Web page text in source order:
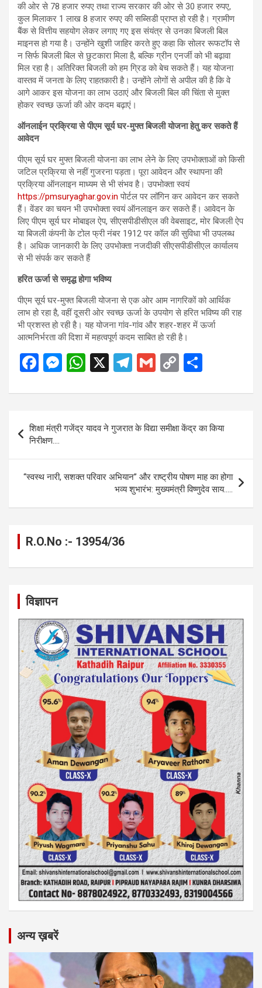
की ओर से 78 हजार रुपए तथा राज्य सरकार की ओर से 30 हजार रुपए,
कुल मिलाकर 1 लाख 8 हजार रुपए की सब्सिडी प्राप्त हो रही है। ग्रामीण
बैंक से वित्तीय सहयोग लेकर लगाए गए इस संयंत्र से उनका बिजली बिल
माइनस हो गया है। उन्होंने खुशी जाहिर करते हुए कहा कि सोलर रूफटॉप से
न सिर्फ बिजली बिल से छुटकारा मिला है, बल्कि ग्रीन एनर्जी को भी बढ़ावा
मिल रहा है। अतिरिक्त बिजली को हम ग्रिड को बेच सकते हैं। यह योजना
वास्तव में जनता के लिए राहतकारी है। उन्होंने लोगों से अपील की है कि वे
आगे आकर इस योजना का लाभ उठाएं और बिजली बिल की चिंता से मुक्त
होकर स्वच्छ ऊर्जा की ओर कदम बढ़ाएं।
ऑनलाईन प्रक्रिया से पीएम सूर्य घर-मुफ्त बिजली योजना हेतु कर सकते हैं
आवेदन
पीएम सूर्य घर मुफ्त बिजली योजना का लाभ लेने के लिए उपभोक्ताओं को किसी
जटिल प्रक्रिया से नहीं गुजरना पड़ता। पूरा आवेदन और स्थापना की
प्रक्रिया ऑनलाइन माध्यम से भी संभव है। उपभोक्ता स्वयं
https://pmsuryaghar.gov.in पोर्टल पर लॉगिन कर आवेदन कर सकते
हैं। वेंडर का चयन भी उपभोक्ता स्वयं ऑनलाइन कर सकते हैं। आवेदन के
लिए पीएम सूर्य घर मोबाइल ऐप, सीएसपीडीसीएल की वेबसाइट, मोर बिजली ऐप
या बिजली कंपनी के टोल फ्री नंबर 1912 पर कॉल की सुविधा भी उपलब्ध
है। अधिक जानकारी के लिए उपभोक्ता नजदीकी सीएसपीडीसीएल कार्यालय
से भी संपर्क कर सकते हैं
हरित ऊर्जा से समृद्ध होगा भविष्य
पीएम सूर्य घर-मुफ्त बिजली योजना से एक ओर आम नागरिकों को आर्थिक
लाभ हो रहा है, वहीं दूसरी ओर स्वच्छ ऊर्जा के उपयोग से हरित भविष्य की राह
भी प्रशस्त हो रही है। यह योजना गांव-गांव और शहर-शहर में ऊर्जा
आत्मनिर्भरता की दिशा में महत्वपूर्ण कदम साबित हो रही है।
F
ce
o
o
k
M
se
n
g
er
W
at
A
p
p
X
T
e
gr
a
m
G
ail
C
py
Li
n
k
ar
e
Post
navigation
शिक्षा मंत्री गजेंद्र यादव ने गुजरात के विद्या समीक्षा केंद्र का किया
निरीक्षण….
“स्वस्थ नारी, सशक्त परिवार अभियान” और राष्ट्रीय पोषण माह का होगा
भव्य शुभारंभ: मुख्यमंत्री विष्णुदेव साय…..
R.O.No :- 13954/36
विज्ञापन
अन्य ख़बरें